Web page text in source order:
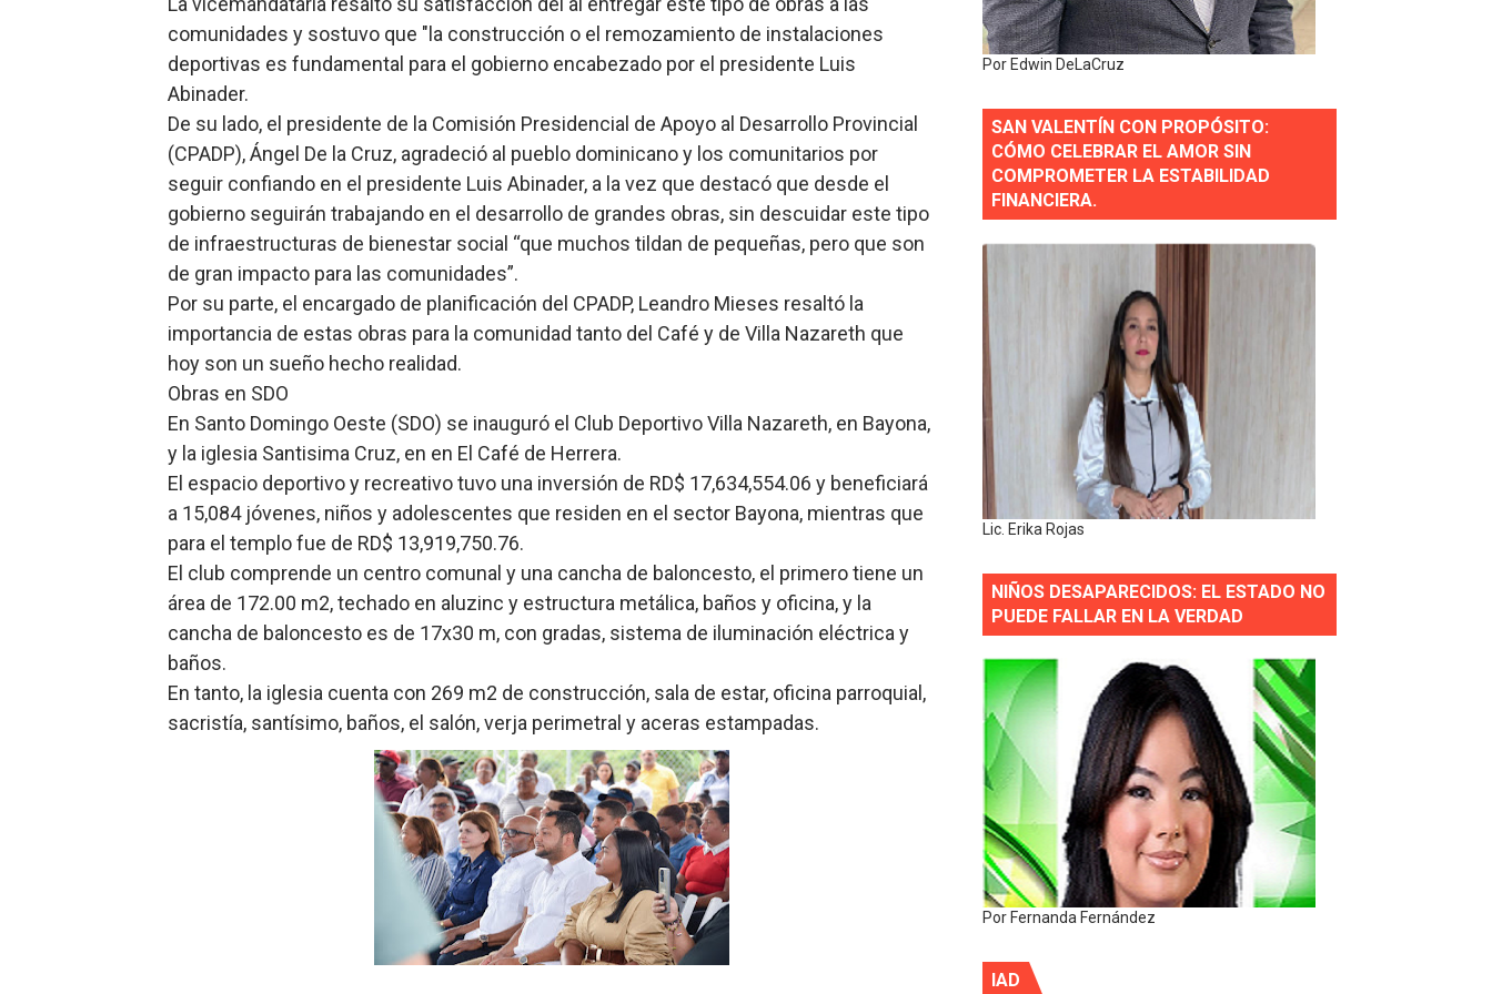
Comedores Comunitarios de DASAC garantizan alimentación de miles de voluntarios y personal de los XXV Juegos Centroamericanos y del
UNTC inicia ofensiva para recuperar fuerza gremial y fortalecer seccional del Distrito Nacional
PRM escogerá este domingo su nueva cúpula directiva con Abinader a la cabeza
Candidato a presidente del Colegio de Notarios hace llamado a la unidad.
Digecac realizará Primer Festival de Plantas 2026
comunidades y sostuvo que "la construcción o el remozamiento de instalaciones
deportivas es fundamental para el gobierno encabezado por el presidente Luis
Abinader.
De su lado, el presidente de la Comisión Presidencial de Apoyo al Desarrollo Provincial
(CPADP), Ángel De la Cruz, agradeció al pueblo dominicano y los comunitarios por
seguir confiando en el presidente Luis Abinader, a la vez que destacó que desde el
gobierno seguirán trabajando en el desarrollo de grandes obras, sin descuidar este tipo
de infraestructuras de bienestar social “que muchos tildan de pequeñas, pero que son
de gran impacto para las comunidades”.
Por su parte, el encargado de planificación del CPADP, Leandro Mieses resaltó la
importancia de estas obras para la comunidad tanto del Café y de Villa Nazareth que
hoy son un sueño hecho realidad.
Obras en SDO
En Santo Domingo Oeste (SDO) se inauguró el Club Deportivo Villa Nazareth, en Bayona,
y la iglesia Santisima Cruz, en en El Café de Herrera.
El espacio deportivo y recreativo tuvo una inversión de RD$ 17,634,554.06 y beneficiará
a 15,084 jóvenes, niños y adolescentes que residen en el sector Bayona, mientras que
para el templo fue de RD$ 13,919,750.76.
El club comprende un centro comunal y una cancha de baloncesto, el primero tiene un
área de 172.00 m2, techado en aluzinc y estructura metálica, baños y oficina, y la
cancha de baloncesto es de 17x30 m, con gradas, sistema de iluminación eléctrica y
baños.
En tanto, la iglesia cuenta con 269 m2 de construcción, sala de estar, oficina parroquial,
sacristía, santísimo, baños, el salón, verja perimetral y aceras estampadas.
Por Edwin DeLaCruz
SAN VALENTÍN CON PROPÓSITO:
CÓMO CELEBRAR EL AMOR SIN
COMPROMETER LA ESTABILIDAD
FINANCIERA.
Lic. Erika Rojas
NIÑOS DESAPARECIDOS: EL ESTADO NO
PUEDE FALLAR EN LA VERDAD
Por Fernanda Fernández
IAD